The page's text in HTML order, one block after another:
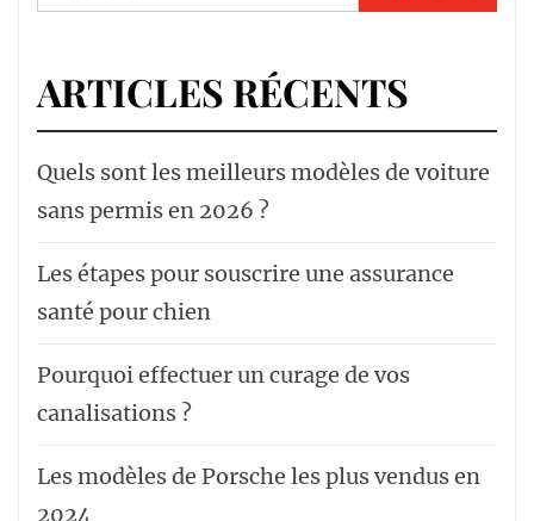
ARTICLES RÉCENTS
Quels sont les meilleurs modèles de voiture
sans permis en 2026 ?
Les étapes pour souscrire une assurance
santé pour chien
Pourquoi effectuer un curage de vos
canalisations ?
Les modèles de Porsche les plus vendus en
2024